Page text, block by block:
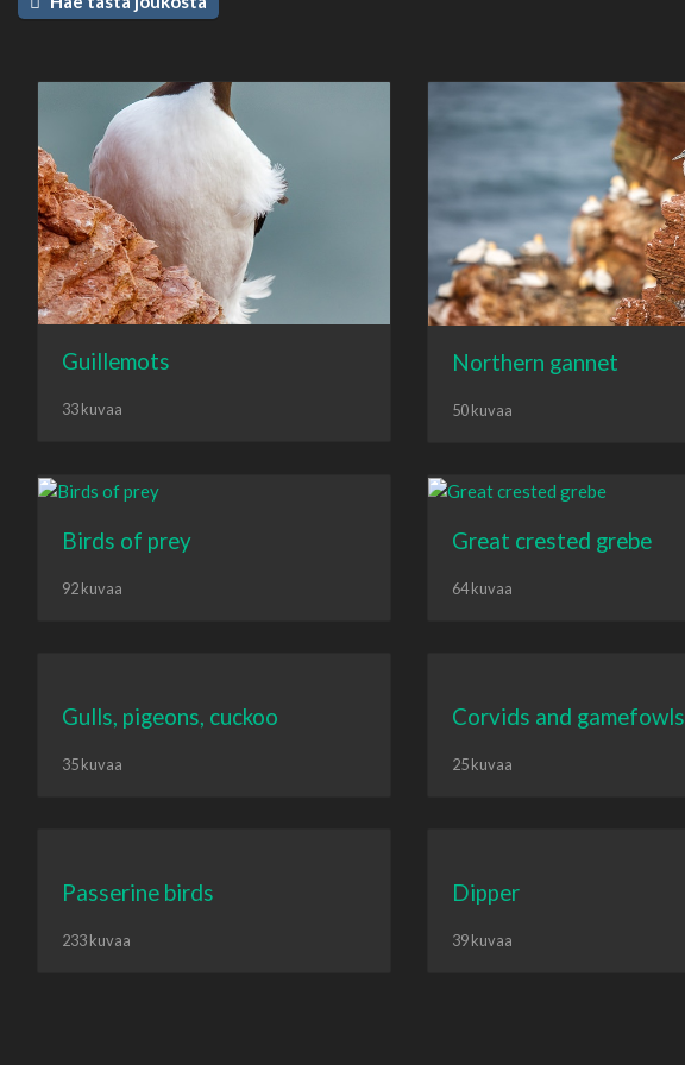
Guillemots
33 kuvaa
Northern gannet
50 kuvaa
Birds of prey
92 kuvaa
Great crested grebe
64 kuvaa
Gulls, pigeons, cuckoo
35 kuvaa
Corvids and gamefowls
25 kuvaa
Passerine birds
233 kuvaa
Dipper
39 kuvaa